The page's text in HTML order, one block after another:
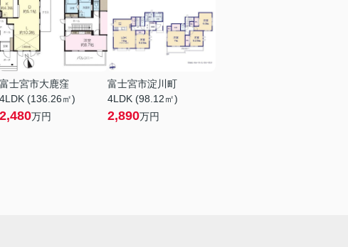
富士宮市大鹿窪
4LDK (136.26㎡)
2,480万円
富士宮市淀川町
4LDK (98.12㎡)
2,890万円